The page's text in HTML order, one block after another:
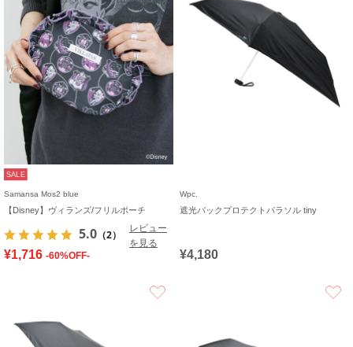
SALE
Samansa Mos2 blue
【Disney】ヴィランズ/フリルポーチ
5.0 （2）
レビュー
を見る
¥1,716 -60%OFF-
Wpc.
遮光バックプロテクトパラソル tiny
¥4,180